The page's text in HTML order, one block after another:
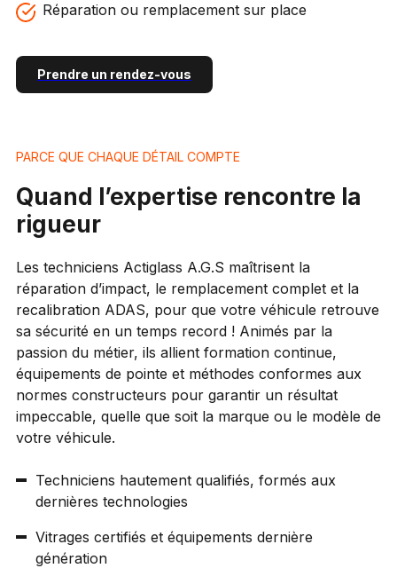
Réparation ou remplacement sur place
Prendre un rendez-vous
PARCE QUE CHAQUE DÉTAIL COMPTE
Quand l’expertise rencontre la
rigueur
Les techniciens Actiglass A.G.S maîtrisent la
réparation d’impact, le remplacement complet et la
recalibration ADAS, pour que votre véhicule retrouve
sa sécurité en un temps record ! Animés par la
passion du métier, ils allient formation continue,
équipements de pointe et méthodes conformes aux
normes constructeurs pour garantir un résultat
impeccable, quelle que soit la marque ou le modèle de
votre véhicule.
Techniciens hautement qualifiés, formés aux
dernières technologies
Vitrages certifiés et équipements dernière
génération